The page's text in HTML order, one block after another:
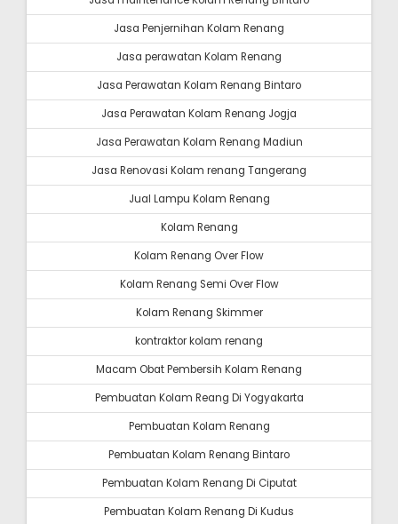
Jasa Penjernihan Kolam Renang
Jasa perawatan Kolam Renang
Jasa Perawatan Kolam Renang Bintaro
Jasa Perawatan Kolam Renang Jogja
Jasa Perawatan Kolam Renang Madiun
Jasa Renovasi Kolam renang Tangerang
Jual Lampu Kolam Renang
Kolam Renang
Kolam Renang Over Flow
Kolam Renang Semi Over Flow
Kolam Renang Skimmer
kontraktor kolam renang
Macam Obat Pembersih Kolam Renang
Pembuatan Kolam Reang Di Yogyakarta
Pembuatan Kolam Renang
Pembuatan Kolam Renang Bintaro
Pembuatan Kolam Renang Di Ciputat
Pembuatan Kolam Renang Di Kudus